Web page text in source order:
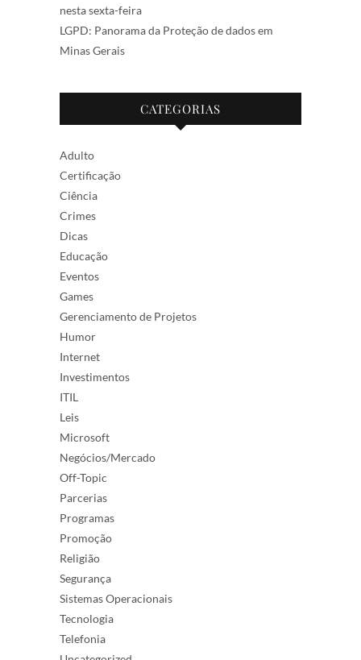
nesta sexta-feira
LGPD: Panorama da Proteção de dados em
Minas Gerais
CATEGORIAS
Adulto
Certificação
Ciência
Crimes
Dicas
Educação
Eventos
Games
Gerenciamento de Projetos
Humor
Internet
Investimentos
ITIL
Leis
Microsoft
Negócios/Mercado
Off-Topic
Parcerias
Programas
Promoção
Religião
Segurança
Sistemas Operacionais
Tecnologia
Telefonia